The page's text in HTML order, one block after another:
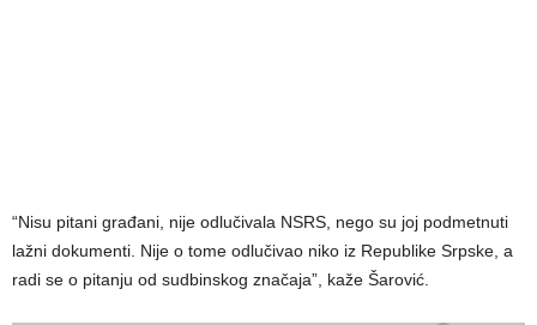
“Nisu pitani građani, nije odlučivala NSRS, nego su joj podmetnuti
lažni dokumenti. Nije o tome odlučivao niko iz Republike Srpske, a
radi se o pitanju od sudbinskog značaja”, kaže Šarović.